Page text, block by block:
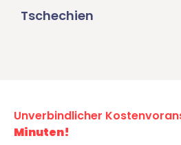
Tschechien
Unverbindlicher
Minuten!